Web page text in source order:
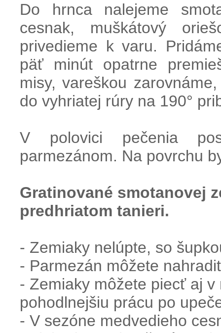
Do hrnca nalejeme
cesnak, muškátový
privedieme k varu.
päť minút opatrne
misy, vareškou
do vyhriatej rúry na 190°
V polovici pečenia
parmezánom. Na povrchu
Gratinované smotanovej
predhriatom tanieri.
- Zemiaky nelúpte, so
- Parmezán môžete
- Zemiaky môžete piecť aj
pohodlnejšiu prácu po
- V sezóne medvedieho